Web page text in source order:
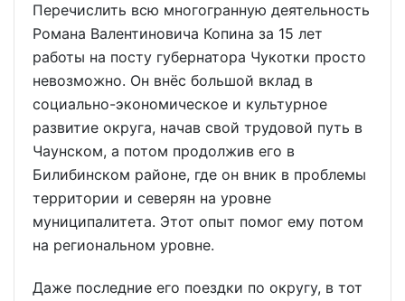
Перечислить всю многогранную деятельность
Романа Валентиновича Копина за 15 лет
работы на посту губернатора Чукотки просто
невозможно. Он внёс большой вклад в
социально-экономическое и культурное
развитие округа, начав свой трудовой путь в
Чаунском, а потом продолжив его в
Билибинском районе, где он вник в проблемы
территории и северян на уровне
муниципалитета. Этот опыт помог ему потом
на региональном уровне.
Даже последние его поездки по округу, в тот